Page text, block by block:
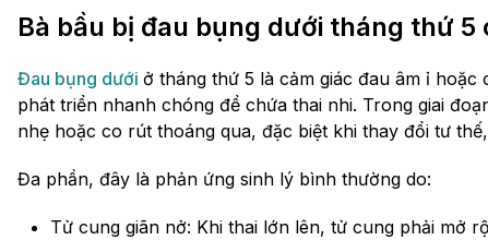
Bà bầu bị đau bụng dưới tháng thứ 5
Đau bụng dưới ở tháng thứ 5 là cảm giác đau âm ỉ
phát triển nhanh chóng để chứa thai nhi. Trong giai
nhẹ hoặc co rút thoáng qua, đặc biệt khi thay đổi tư
Đa phần, đây là phản ứng sinh lý bình thường do:
Tử cung giãn nở: Khi thai lớn lên, tử cung phải mở